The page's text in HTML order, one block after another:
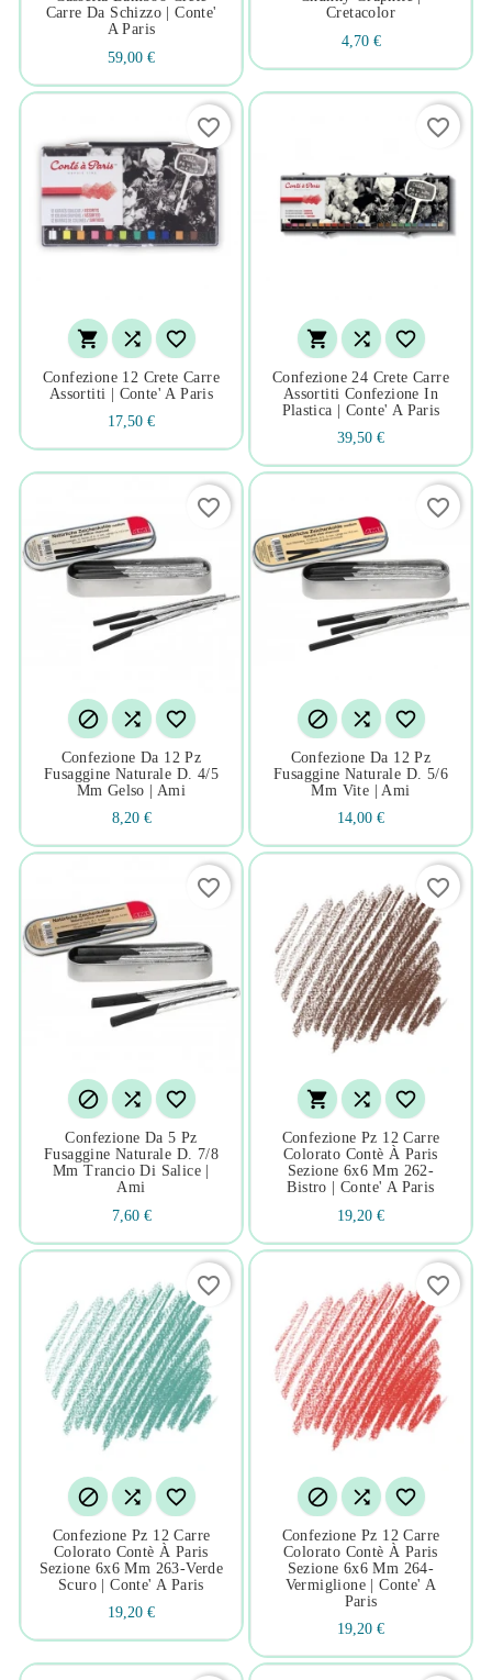
Carre Da Schizzo | Conte'
A Paris
59,00 €
Cretacolor
4,70 €
  
Confezione 12 Crete Carre
Assortiti | Conte' A Paris
17,50 €
favorite_border
  
Confezione 24 Crete Carre
Assortiti Confezione In
Plastica | Conte' A Paris
39,50 €
favorite_border
  
Confezione Da 12 Pz
Fusaggine Naturale D. 4/5
Mm Gelso | Ami
8,20 €
favorite_border
  
Confezione Da 12 Pz
Fusaggine Naturale D. 5/6
Mm Vite | Ami
14,00 €
favorite_border
  
Confezione Da 5 Pz
Fusaggine Naturale D. 7/8
Mm Trancio Di Salice |
Ami
7,60 €
favorite_border
  
Confezione Pz 12 Carre
Colorato Contè À Paris
Sezione 6x6 Mm 262-
Bistro | Conte' A Paris
19,20 €
favorite_border
  
Confezione Pz 12 Carre
Colorato Contè À Paris
Sezione 6x6 Mm 263-Verde
Scuro | Conte' A Paris
19,20 €
favorite_border
  
Confezione Pz 12 Carre
Colorato Contè À Paris
Sezione 6x6 Mm 264-
Vermiglione | Conte' A
Paris
19,20 €
favorite_border